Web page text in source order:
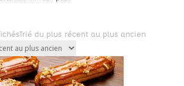
Trié du plus récent au plus ancien